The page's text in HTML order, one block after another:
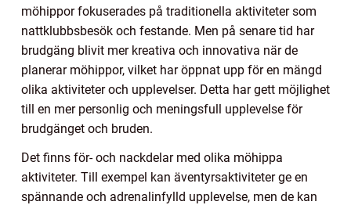
möhippor fokuserades på traditionella aktiviteter som
nattklubbsbesök och festande. Men på senare tid har
brudgäng blivit mer kreativa och innovativa när de
planerar möhippor, vilket har öppnat upp för en mängd
olika aktiviteter och upplevelser. Detta har gett möjlighet
till en mer personlig och meningsfull upplevelse för
brudgänget och bruden.
Det finns för- och nackdelar med olika möhippa
aktiviteter. Till exempel kan äventyrsaktiviteter ge en
spännande och adrenalinfylld upplevelse, men de kan